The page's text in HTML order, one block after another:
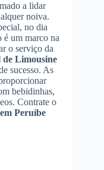
a lidar
noiva.
no dia
é um marco na
o serviço da
de Limousine
sucesso. As
bebidinhas,
Contrate o
em Peruíbe